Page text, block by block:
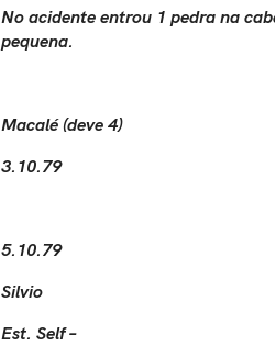
No acidente entrou 1 pedra na
pequena.
Macalé (deve 4)
3.10.79
5.10.79
Silvio
Est. Self –